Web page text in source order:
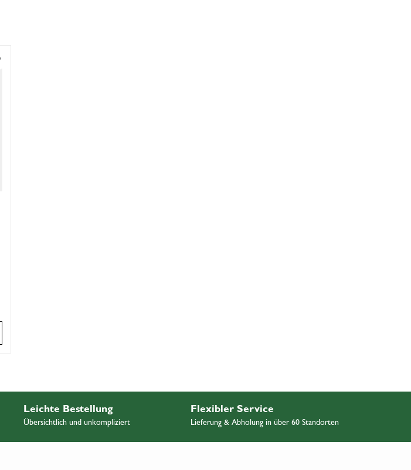
Leichte Bestellung
Übersichtlich und unkompliziert
Flexibler Service
Lieferung & Abholung in über 60 Standorten